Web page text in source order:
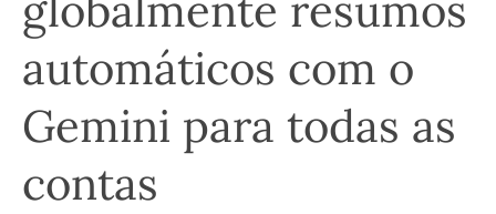
automáticos com o
Gemini para todas as
contas